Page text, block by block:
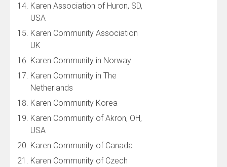
Karen Association of Huron, SD,
USA
Karen Community Association
UK
Karen Community in Norway
Karen Community in The
Netherlands
Karen Community Korea
Karen Community of Akron, OH,
USA
Karen Community of Canada
Karen Community of Czech